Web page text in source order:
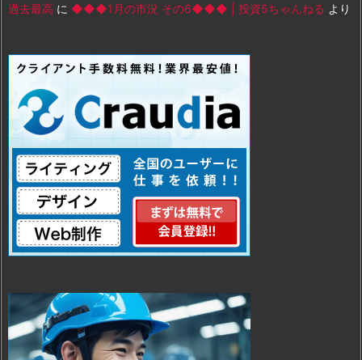
過去最高 に ◆◆◆1月の市況 その6◆◆◆ | 投資5ちゃんねる より